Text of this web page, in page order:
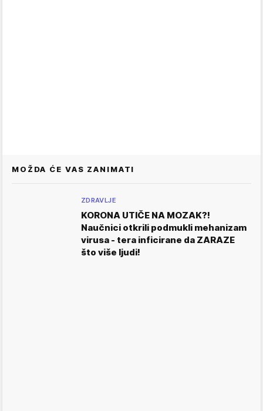
MOŽDA ĆE VAS ZANIMATI
ZDRAVLJE
KORONA UTIČE NA MOZAK?!
Naučnici otkrili podmukli mehanizam
virusa - tera inficirane da ZARAZE
što više ljudi!